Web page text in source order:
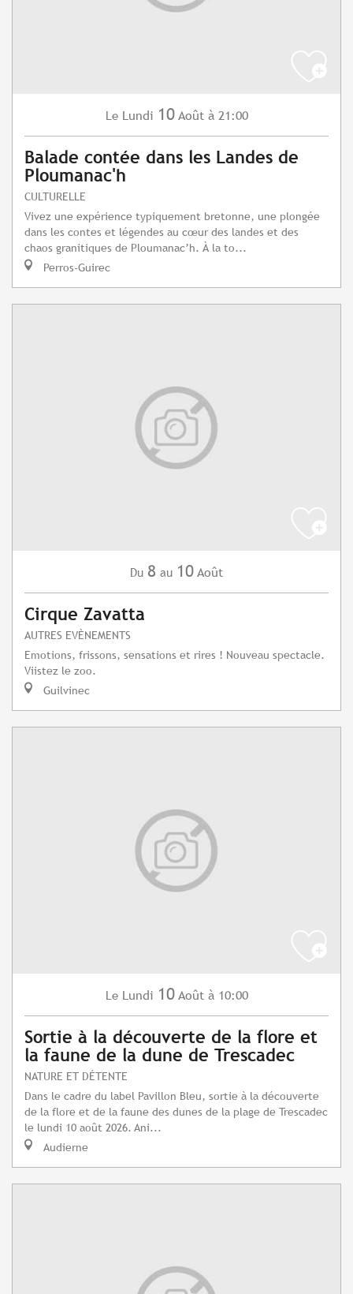
Le Lundi 10 Août à 21:00
Balade contée dans les Landes de
Ploumanac'h
CULTURELLE
Vivez une expérience typiquement bretonne, une plongée
dans les contes et légendes au cœur des landes et des
chaos granitiques de Ploumanac’h. À la to...
Perros-Guirec
Du 8 au 10 Août
Cirque Zavatta
AUTRES EVÈNEMENTS
Emotions, frissons, sensations et rires ! Nouveau spectacle.
Viistez le zoo.
Guilvinec
Le Lundi 10 Août à 10:00
Sortie à la découverte de la flore et
la faune de la dune de Trescadec
NATURE ET DÉTENTE
Dans le cadre du label Pavillon Bleu, sortie à la découverte
de la flore et de la faune des dunes de la plage de Trescadec
le lundi 10 août 2026. Ani...
Audierne